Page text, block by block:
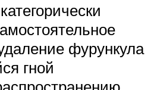
фурункула
гной